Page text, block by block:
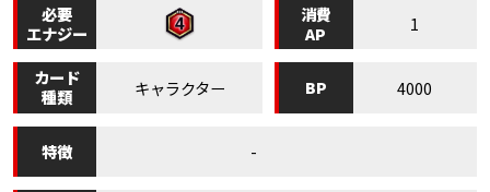
必要
エナジー
消費
AP
1
カード
種類
キャラクター BP 4000
特徴 -